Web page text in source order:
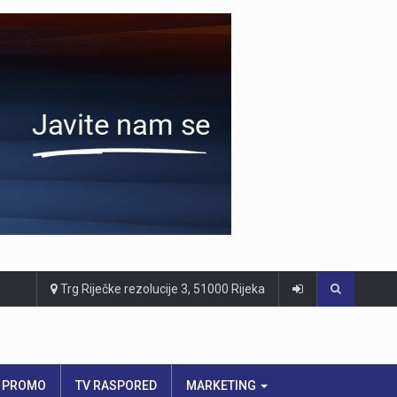
Trg Riječke rezolucije 3, 51000 Rijeka
PROMO TV RASPORED MARKETING